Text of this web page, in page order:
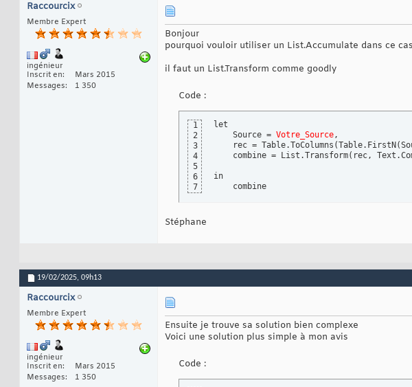
Raccourcix
Membre Expert
ingénieur
Inscrit en
Mars 2015
Messages
1 350
Bonjour
pourquoi vouloir utiliser un List.Accumulate dans ce
il faut un List.Transform comme goodly
Code :
1
2
3
4
5
6
7
let
    Source =
Votre_Source,
rec =
combine = List.Transform(rec,
in
    combine
Stéphane
19/02/2025, 09h13
Raccourcix
Membre Expert
ingénieur
Inscrit en
Mars 2015
Messages
1 350
Ensuite je trouve sa solution bien complexe
Voici une solution plus simple à mon avis
Code :